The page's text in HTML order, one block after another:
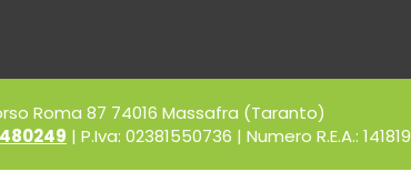
Roma 87 74016 Massafra (Taranto)
| P.Iva: 02381550736 | Numero R.E.A.: 141819